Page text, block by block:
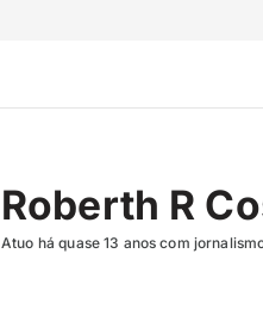
Roberth R
Atuo há quase 13 anos com